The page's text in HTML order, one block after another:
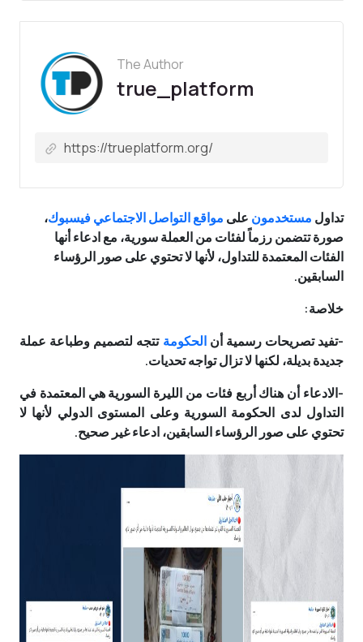
The Author
true_platform
تداول مستخدمون على مواقعالتواصلالاجتماعيفيسبوك،
صورة تتضمن رزماً لفئات من العملة سورية، مع ادعاء أنها
الفئات المعتمدة للتداول، لأنها لا تحتوي على صور الرؤساء
السابقين.
خلاصة:
-تفيد تصريحات رسمية أنالحكومة تتجه لتصميم وطباعة عملة
جديدة بديلة، لكنها لا تزال تواجه تحديات.
-الادعاء أن هناك أربع فئات من الليرة السورية هي المعتمدة في
التداول لدى الحكومة السورية وعلى المستوى الدولي لأنها لا
تحتوي على صور الرؤساء السابقين، ادعاء غير صحيح.